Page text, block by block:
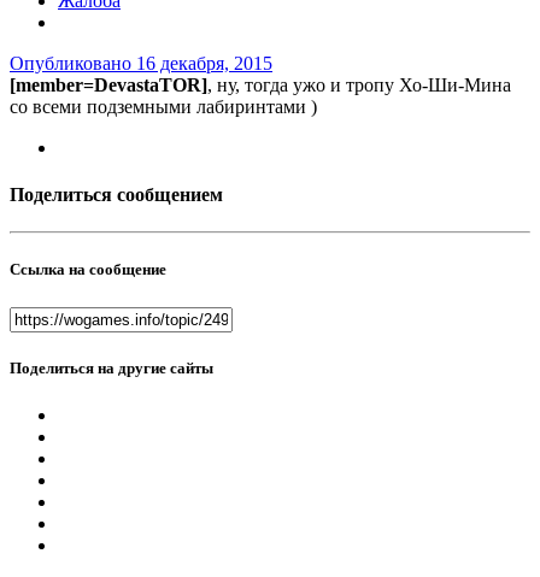
Опубликовано 16 декабря, 2015
[member=DevastaTOR], ну, тогда ужо и тропу Хо-Ши-Мина
со всеми подземными лабиринтами )
Поделиться сообщением
Ссылка на сообщение
Поделиться на другие сайты